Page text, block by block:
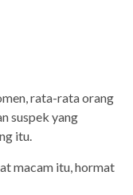
rata-rata orang
suspek yang
itu.
macam itu, hormat